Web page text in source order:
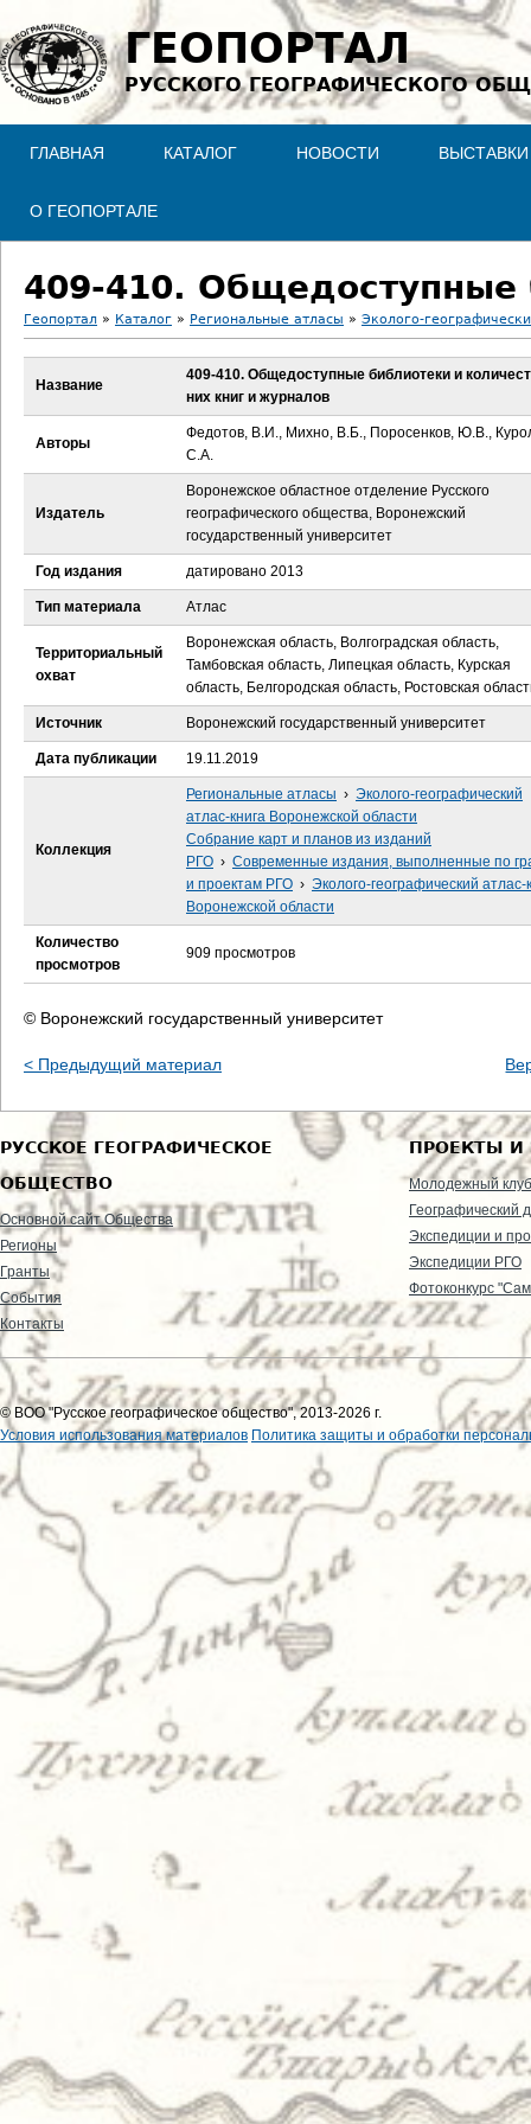
Jump to navigation
ГЕОПОРТАЛ
РУССКОГО ГЕОГРАФИЧЕСКОГО
ГЛАВНАЯ КАТАЛОГ НОВОСТИ ВЫСТАВКИ
О ГЕОПОРТАЛЕ
В
с
Геопортал » Каталог » Региональные атласы » Эколого-
Название
409-410. Общедоступные библиотеки и
них книг и журналов
Авторы
Федотов, В.И., Михно, В.Б., Поросенков, Ю.В.,
С.А.
Издатель
Воронежское областное отделение Русского
географического общества, Воронежский
государственный университет
Год издания датировано 2013
Тип материала Атлас
Территориальный
охват
Воронежская область, Волгоградская область,
Тамбовская область, Липецкая область, Курская
область, Белгородская область, Ростовская
Источник Воронежский государственный университет
Дата публикации 19.11.2019
Коллекция
Региональные атласы › Эколого-географический
атлас-книга Воронежской области
Собрание карт и планов из изданий
РГО › Современные издания, выполненные по
и проектам РГО › Эколого-географический атлас-
Воронежской области
Количество
просмотров
909 просмотров
© Воронежский государственный университет
< Предыдущий материал
РУССКОЕ ГЕОГРАФИЧЕСКОЕ
ОБЩЕСТВО
Основной сайт Общества
Регионы
Гранты
События
Контакты
ПРОЕКТЫ И
Молодежный клуб
Географический
Экспедиции и
Экспедиции РГО
Фотоконкурс
© ВОО "Русское географическое общество", 2013-2026 г.
Условия использования материалов Политика защиты и обработки